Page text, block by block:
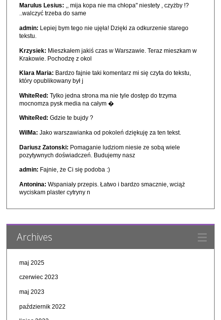
Marulus Lesius: ,, mija kopa nie ma chłopa" niestety , czyżby !?
..walczyć trzeba do same
admin: Lepiej bym tego nie ujęła! Dzięki za odkurzenie starego
tekstu.
Krzysiek: Mieszkałem jakiś czas w Warszawie. Teraz mieszkam w
Krakowie. Pochodzę z okol
Klara Maria: Bardzo fajnie taki komentarz mi się czyta do tekstu,
który opublikowany był j
WhiteRed: Tylko jedna strona ma nie tyle dostęp do trzyma
mocnomza pysk media na całym �
WhiteRed: Gdzie te bujdy ?
WilMa: Jako warszawianka od pokoleń dziękuję za ten tekst.
Dariusz Zatonski: Pomaganie ludziom niesie ze sobą wiele
pozytywnych doświadczeń. Budujemy nasz
admin: Fajnie, że Ci się podoba :)
Antonina: Wspaniały przepis. Łatwo i bardzo smacznie, wciąż
wyciskam plaster cytryny n
Archives
maj 2025
czerwiec 2023
maj 2023
październik 2022